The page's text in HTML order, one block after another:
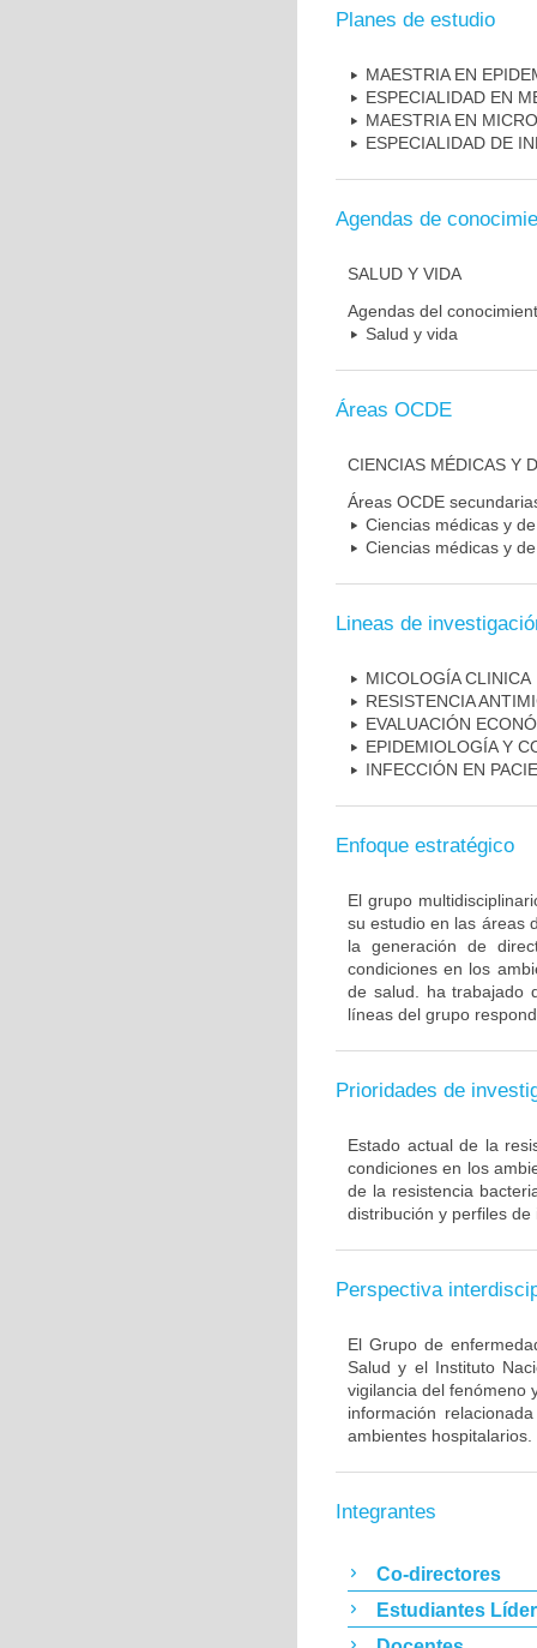
Planes de estudio
MAESTRIA EN
ESPECIALIDAD EN
MAESTRIA EN
ESPECIALIDAD DE
Agendas de
SALUD Y VIDA
Agendas del
Salud y vida
Áreas OCDE
CIENCIAS MÉDICAS Y
Áreas OCDE
Ciencias médicas y
Ciencias médicas y
Lineas de
MICOLOGÍA CLINICA
RESISTENCIA
EVALUACIÓN
EPIDEMIOLOGÍA Y
INFECCIÓN EN
Enfoque estratégico
El grupo
su estudio en las áreas
la generación de
condiciones en los
de salud. ha trabajado
líneas del grupo
Prioridades de
Estado actual de la
condiciones en los
de la resistencia
distribución y perfiles de
Perspectiva
El Grupo de
Salud y el Instituto
vigilancia del fenómeno
información
ambientes hospitalarios.
Integrantes
Co-directores
Estudiantes